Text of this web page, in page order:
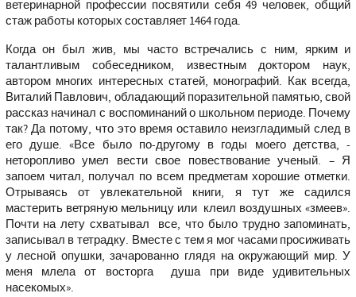
ветеринарной профессии посвятили себя 49 человек, общий
стаж работы которых составляет 1464 года.
Когда он был жив, мы часто встречались с ним, ярким и
талантливым собеседником, известным доктором наук,
автором многих интересных статей, монографий. Как всегда,
Виталий Павлович, обладающий поразительной памятью, свой
рассказ начинал с воспоминаний о школьном периоде. Почему
так? Да потому, что это время оставило неизгладимый след в
его душе. «Все было по-другому в годы моего детства, -
неторопливо умел вести свое повествование ученый. – Я
запоем читал, получал по всем предметам хорошие отметки.
Отрываясь от увлекательной книги, я тут же садился
мастерить ветряную мельницу или клеил воздушных «змеев».
Почти на лету схватывал все, что было трудно запоминать,
записывал в тетрадку. Вместе с тем я мог часами просиживать
у лесной опушки, зачарованно глядя на окружающий мир. У
меня млела от восторга душа при виде удивительных
насекомых».